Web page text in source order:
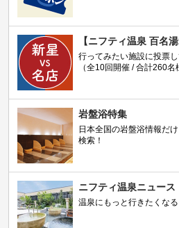
【ニフティ温泉 百名湯
行ってみたい施設に投票
（全10回開催 / 合計260名
岩盤浴特集
日本全国の岩盤浴情報だ
検索！
ニフティ温泉ニュース
温泉にもっと行きたくな